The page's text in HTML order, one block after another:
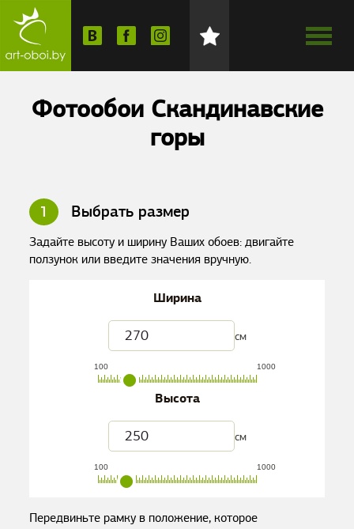
Фотообои Скандинавские
горы
1 Выбрать размер
Задайте высоту и ширину Ваших обоев: двигайте
ползунок или введите значения вручную.
Ширина
см
100 1000
Высота
см
100 1000
Передвиньте рамку в положение, которое